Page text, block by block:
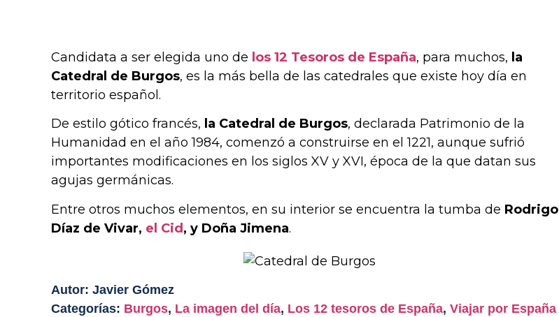
Candidata a ser elegida uno de los 12 Tesoros de España, para muchos, la
Catedral de Burgos, es la más bella de las catedrales que existe hoy día en
territorio español.
De estilo gótico francés, la Catedral de Burgos, declarada Patrimonio de la
Humanidad en el año 1984, comenzó a construirse en el 1221, aunque sufrió
importantes modificaciones en los siglos XV y XVI, época de la que datan sus
agujas germánicas.
Entre otros muchos elementos, en su interior se encuentra la tumba de Rodrigo
Díaz de Vivar, el Cid , y Doña Jimena.
Autor: Javier Gómez
Categorías: Burgos, La imagen del día, Los 12 tesoros de España, Viajar por España